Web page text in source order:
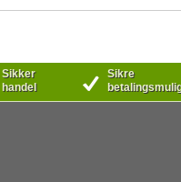
Sikker
handel
Sikre